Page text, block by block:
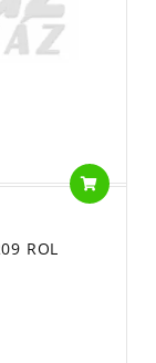
ROL